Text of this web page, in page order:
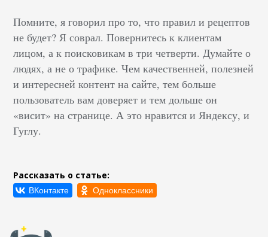
Помните, я говорил про то, что правил и рецептов
не будет? Я соврал. Повернитесь к клиентам
лицом, а к поисковикам в три четверти. Думайте о
людях, а не о трафике. Чем качественней, полезней
и интересней контент на сайте, тем больше
пользователь вам доверяет и тем дольше он
«висит» на странице. А это нравится и Яндексу, и
Гуглу.
Рассказать о статье: